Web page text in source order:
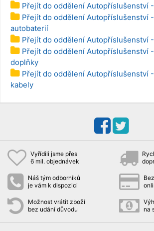
Přejít do oddělení Autopříslušenství
Přejít do oddělení Autopříslušenství
autobaterií
Přejít do oddělení Autopříslušenství
Přejít do oddělení Autopříslušenství
doplňky
Přejít do oddělení Autopříslušenství
kabely
Vyřídili jsme přes
6 mil. objednávek
Náš tým odborníků
je vám k dispozici
Možnost vrátit zboží
bez udání důvodu
na